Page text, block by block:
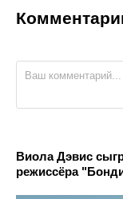
Виола Дэвис
режиссёра